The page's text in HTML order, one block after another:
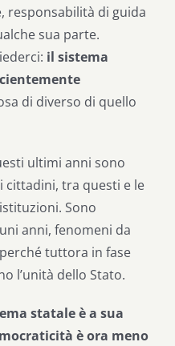
responsabilità di guida
sua parte.
il sistema
di diverso di quello
ultimi anni sono
tra questi e le
Sono
anni, fenomeni da
tuttora in fase
l’unità dello Stato.
statale è a sua
è ora meno